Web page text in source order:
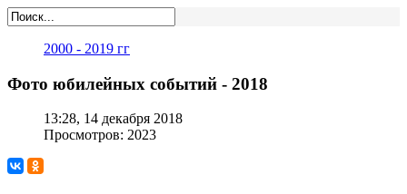
2000 - 2019 гг
Фото юбилейных событий - 2018
13:28, 14 декабря 2018
Просмотров: 2023